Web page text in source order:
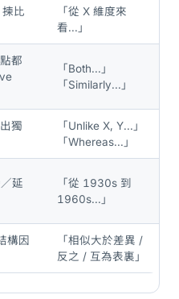
比
「從 X 維度來
看...」
都
「Both...」
「Similarly...」
獨
「Unlike X, Y...」
「Whereas...」
延
「從 1930s 到
1960s...」
構因
「相似大於差異 /
反之 / 互為表裏」